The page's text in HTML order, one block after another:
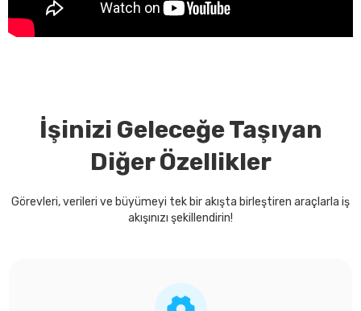
İşinizi Geleceğe Taşıyan
Diğer Özellikler
Görevleri, verileri ve büyümeyi tek bir akışta birleştiren araçlarla iş
akışınızı şekillendirin!